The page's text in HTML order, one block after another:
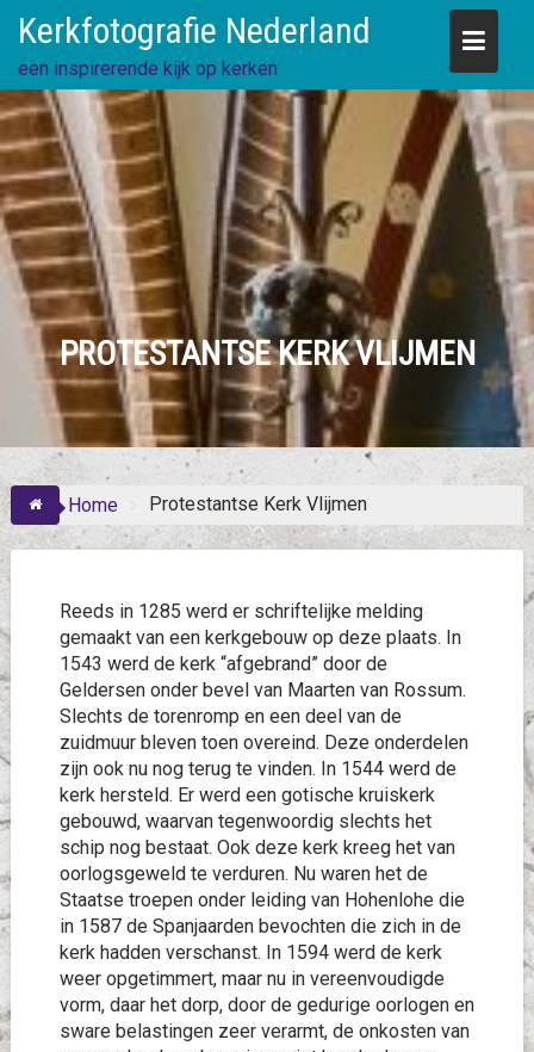
content
Kerkfotografie Nederland
een inspirerende kijk op kerken
PROTESTANTSE KERK VLIJMEN
Home Protestantse Kerk Vlijmen
Reeds in 1285 werd er schriftelijke melding
gemaakt van een kerkgebouw op deze plaats. In
1543 werd de kerk “afgebrand” door de
Geldersen onder bevel van Maarten van Rossum.
Slechts de torenromp en een deel van de
zuidmuur bleven toen overeind. Deze onderdelen
zijn ook nu nog terug te vinden. In 1544 werd de
kerk hersteld. Er werd een gotische kruiskerk
gebouwd, waarvan tegenwoordig slechts het
schip nog bestaat. Ook deze kerk kreeg het van
oorlogsgeweld te verduren. Nu waren het de
Staatse troepen onder leiding van Hohenlohe die
in 1587 de Spanjaarden bevochten die zich in de
kerk hadden verschanst. In 1594 werd de kerk
weer opgetimmert, maar nu in vereenvoudigde
vorm, daar het dorp, door de gedurige oorlogen en
sware belastingen zeer verarmt, de onkosten van